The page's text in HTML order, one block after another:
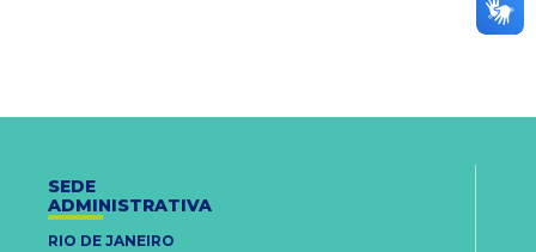
SEDE
ADMINISTRATIVA
RIO DE JANEIRO